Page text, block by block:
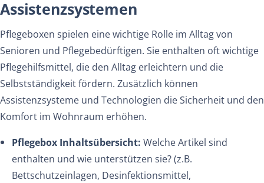
Assistenzsystemen
Pflegeboxen spielen eine wichtige Rolle im Alltag von
Senioren und Pflegebedürftigen. Sie enthalten oft wichtige
Pflegehilfsmittel, die den Alltag erleichtern und die
Selbstständigkeit fördern. Zusätzlich können
Assistenzsysteme und Technologien die Sicherheit und den
Komfort im Wohnraum erhöhen.
Pflegebox Inhaltsübersicht: Welche Artikel sind
enthalten und wie unterstützen sie? (z.B.
Bettschutzeinlagen, Desinfektionsmittel,